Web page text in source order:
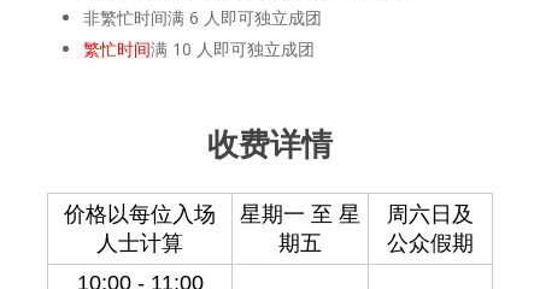
非繁忙时间满 6 人即可独立成团
繁忙时间满 10 人即可独立成团
收费详情
价格以每位入场
人士计算
星期一 至 星
期五
周六日及
公众假期
10:00 - 11:00